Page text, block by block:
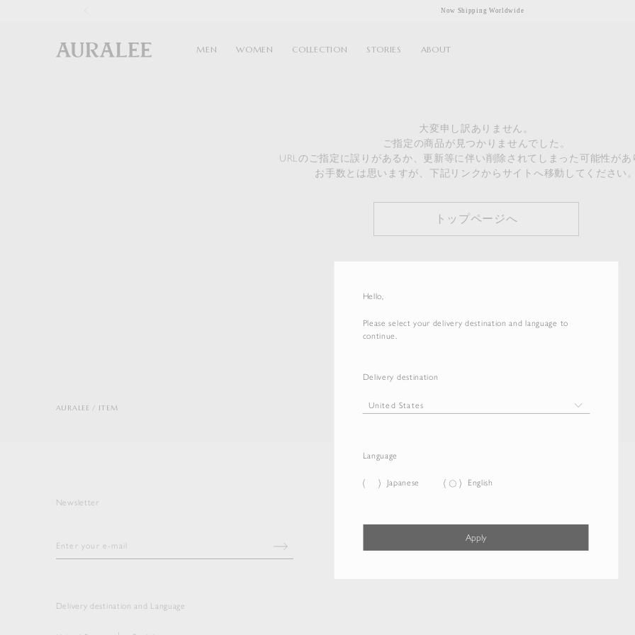
Hello,
Please select your delivery destination and language to
continue.
Delivery destination
Language
Japanese English
Apply
Now Shipping Worldwide
MEN WOMEN COLLECTION STORIES ABOUT
大変申し訳ありません。
ご指定の商品が見つかりませんでした。
URLのご指定に誤りがあるか、更新等に伴い削除されてしまった可能性があ
お手数とは思いますが、下記リンクからサイトへ移動してください。
トップページへ
AURALEE ITEM
Newsletter
Delivery destination and Language